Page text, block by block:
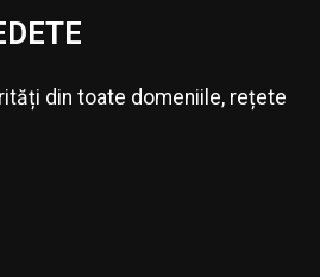
din toate domeniile, rețete